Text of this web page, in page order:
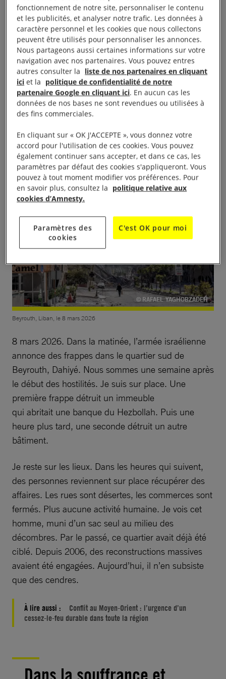
meurtri par les conflits et les déplacements
successifs. Et la force d’un peuple contraint à un
perpétuel recommencement.
Qui est Rafael Yaghobzadeh ?
Dans les cendres du Liban
© RAFAEL YAGHOBZADEH
Beyrouth, Liban, le 8 mars 2026
8 mars 2026. Dans la matinée, l’armée israélienne
annonce des frappes dans le quartier sud de
Beyrouth, Dahiyé. Nous sommes une semaine après
le début des hostilités. Je suis sur place. Une
première frappe détruit un immeuble
qui abritait une banque du Hezbollah. Puis une
heure plus tard, une seconde détruit un autre
bâtiment.
Je reste sur les lieux. Dans les heures qui suivent,
des personnes reviennent sur place récupérer des
affaires. Les rues sont désertes, les commerces sont
fermés. Plus aucune activité humaine. Je vois cet
homme, muni d’un sac seul au milieu des
décombres. Par le passé, ce quartier avait déjà été
ciblé. Depuis 2006, des reconstructions massives
avaient été engagées. Aujourd’hui, il n’en subsiste
que des cendres.
À lire aussi :
Conflit au Moyen-Orient : l’urgence d’un
cessez-le-feu durable dans toute la région
fonctionnement de notre site, personnaliser le contenu
et les publicités, et analyser notre trafic. Les données à
caractère personnel et les cookies que nous collectons
peuvent être utilisés pour personnaliser les annonces.
Nous partageons aussi certaines informations sur votre
navigation avec nos partenaires. Vous pouvez entres
autres consulter la liste de nos partenaires en cliquant
ici et la politique de confidentialité de notre
partenaire Google en cliquant ici. En aucun cas les
données de nos bases ne sont revendues ou utilisées à
des fins commerciales.
En cliquant sur « OK J'ACCEPTE », vous donnez votre
accord pour l'utilisation de ces cookies. Vous pouvez
également continuer sans accepter, et dans ce cas, les
paramètres par défaut des cookies s'appliqueront. Vous
pouvez à tout moment modifier vos préférences. Pour
en savoir plus, consultez la politique relative aux
cookies d’Amnesty.
Paramètres des
cookies
C'est OK pour moi